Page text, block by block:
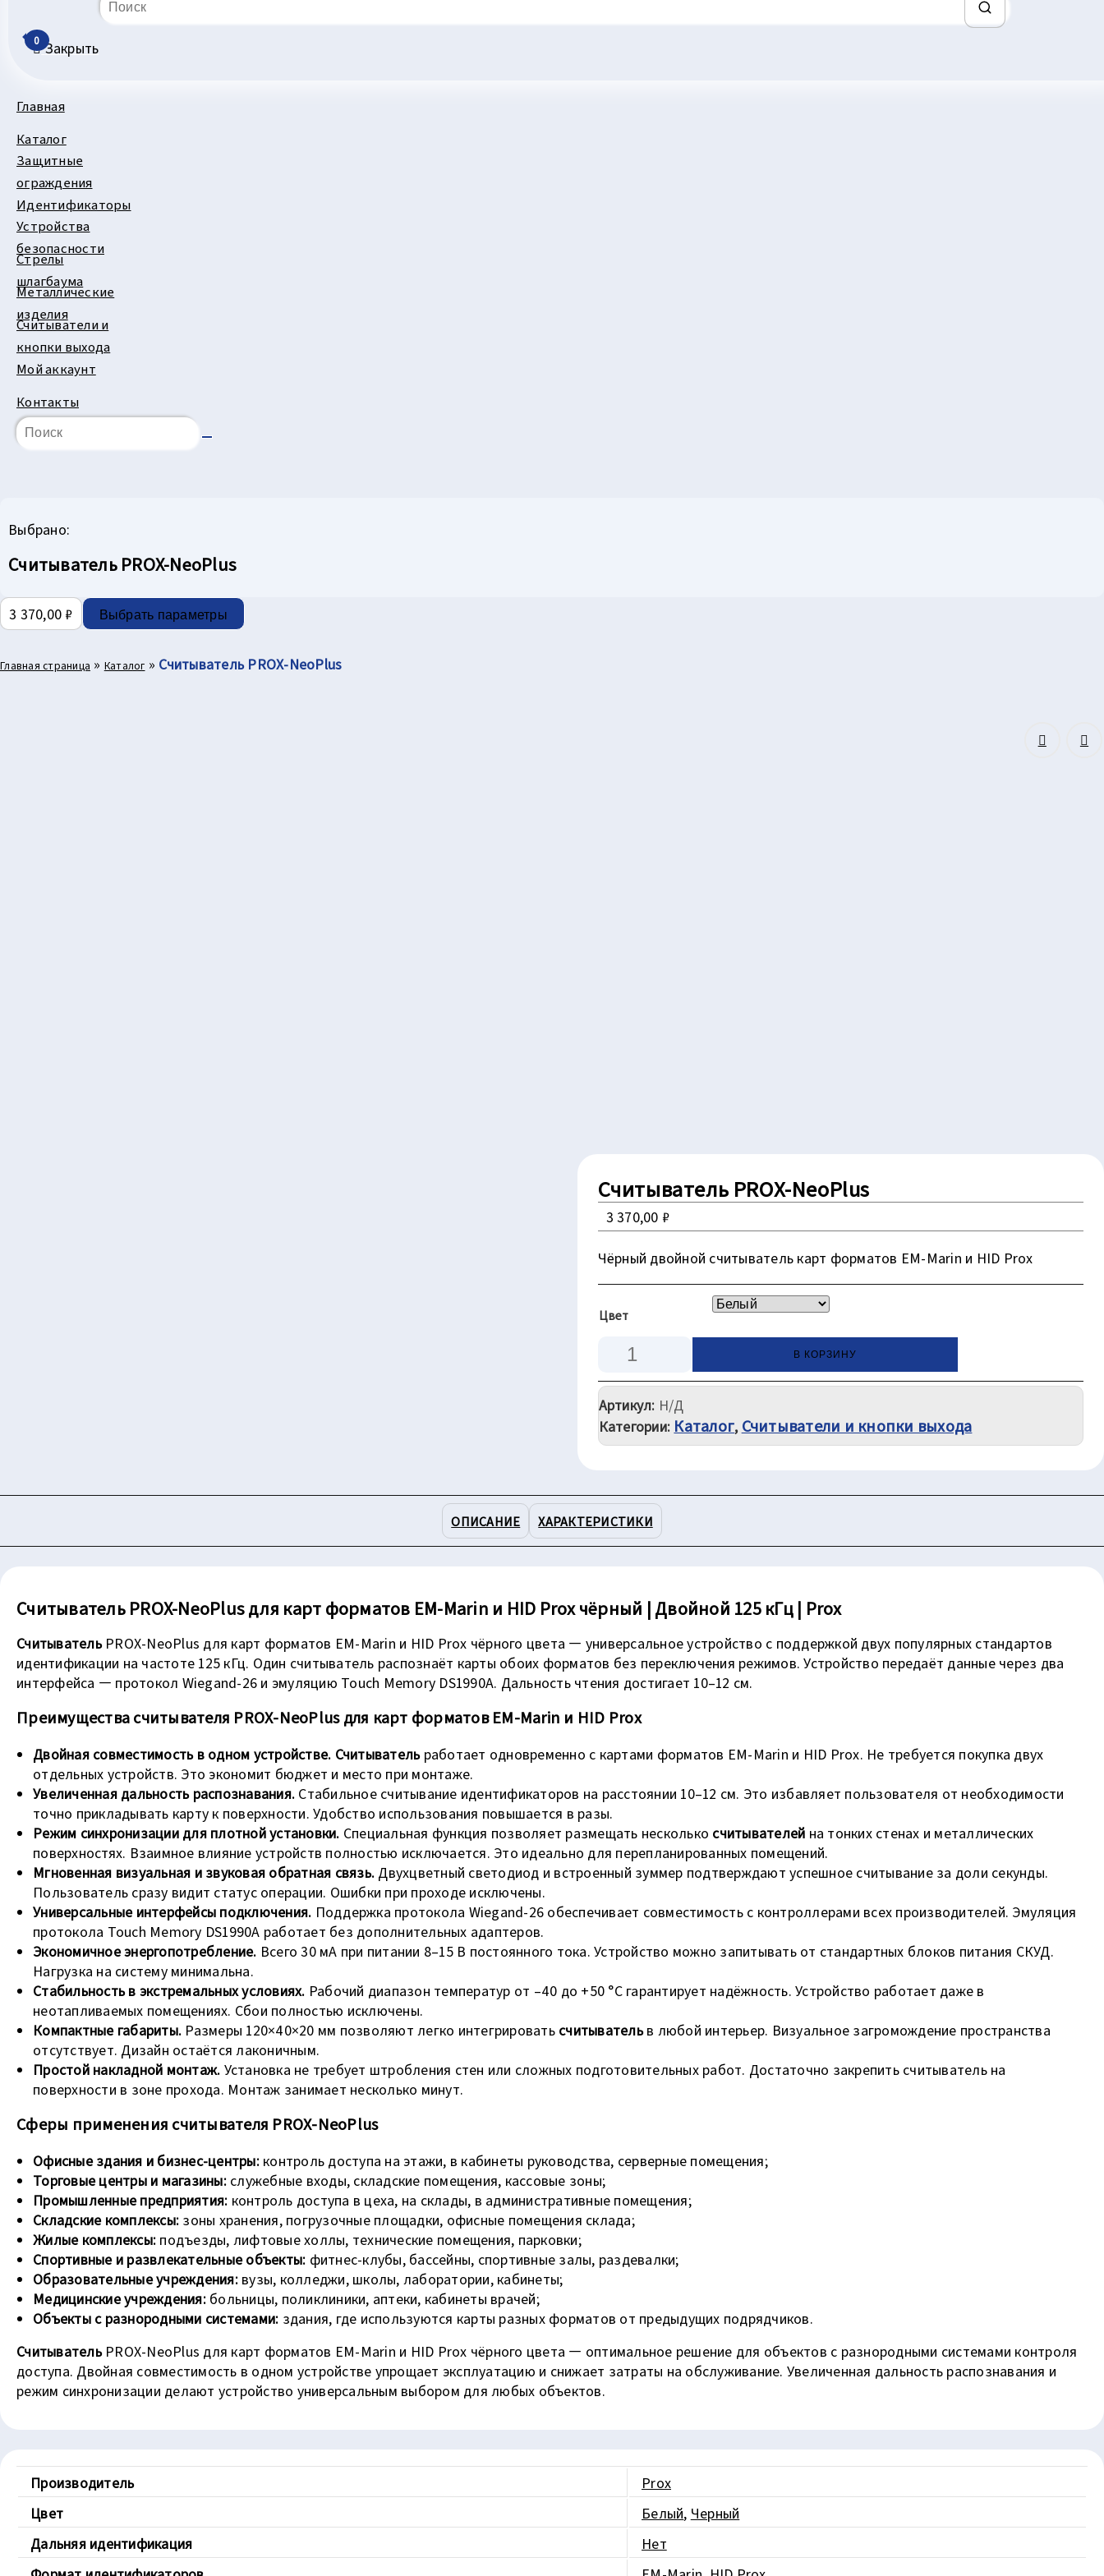
0 Закрыть
Главная
Каталог
Защитные
ограждения
Идентификаторы
Устройства
безопасности
Стрелы
шлагбаума
Металлические
изделия
Считыватели и
кнопки выхода
Мой аккаунт
Контакты
Выбрано:
Считыватель PROX-NeoPlus
3 370,00 ₽ Выбрать параметры
Главная страница » Каталог » Считыватель PROX-NeoPlus
Считыватель PROX-NeoPlus
3 370,00 ₽
Чёрный двойной считыватель карт форматов EM-Marin и HID Prox
Цвет
Количество
товара
Считыватель
PROX-
NeoPlus
В КОРЗИНУ
Артикул: Н/Д
Категории: Каталог, Считыватели и кнопки выхода
ОПИСАНИЕ ХАРАКТЕРИСТИКИ
Считыватель PROX-NeoPlus для карт форматов EM-Marin и HID Prox чёрный | Двойной 125 кГц | Prox
СчитывательPROX-NeoPlus для карт форматов EM-Marin и HID Prox чёрного цвета — универсальное устройство с поддержкой двух популярных стандартов
идентификации на частоте 125 кГц. Один считыватель распознаёт карты обоих форматов без переключения режимов. Устройство передаёт данные через два
интерфейса — протокол Wiegand-26 и эмуляцию Touch Memory DS1990A. Дальность чтения достигает 10–12 см.
Преимущества считывателя PROX-NeoPlus для карт форматов EM-Marin и HID Prox
Двойная совместимость в одном устройстве. Считывательработает одновременно с картами форматов EM-Marin и HID Prox. Не требуется покупка двух
отдельных устройств. Это экономит бюджет и место при монтаже.
Увеличенная дальность распознавания. Стабильное считывание идентификаторов на расстоянии 10–12 см. Это избавляет пользователя от необходимости
точно прикладывать карту к поверхности. Удобство использования повышается в разы.
Режим синхронизации для плотной установки. Специальная функция позволяет размещать несколько считывателей на тонких стенах и металлических
поверхностях. Взаимное влияние устройств полностью исключается. Это идеально для перепланированных помещений.
Мгновенная визуальная и звуковая обратная связь. Двухцветный светодиод и встроенный зуммер подтверждают успешное считывание за доли секунды.
Пользователь сразу видит статус операции. Ошибки при проходе исключены.
Универсальные интерфейсы подключения. Поддержка протокола Wiegand-26 обеспечивает совместимость с контроллерами всех производителей. Эмуляция
протокола Touch Memory DS1990A работает без дополнительных адаптеров.
Экономичное энергопотребление. Всего 30 мА при питании 8–15 В постоянного тока. Устройство можно запитывать от стандартных блоков питания СКУД.
Нагрузка на систему минимальна.
Стабильность в экстремальных условиях. Рабочий диапазон температур от –40 до +50 °С гарантирует надёжность. Устройство работает даже в
неотапливаемых помещениях. Сбои полностью исключены.
Компактные габариты. Размеры 120×40×20 мм позволяют легко интегрировать считывательв любой интерьер. Визуальное загромождение пространства
отсутствует. Дизайн остаётся лаконичным.
Простой накладной монтаж. Установка не требует штробления стен или сложных подготовительных работ. Достаточно закрепить считыватель на
поверхности в зоне прохода. Монтаж занимает несколько минут.
Сферы применения считывателя PROX-NeoPlus
Офисные здания и бизнес-центры:контроль доступа на этажи, в кабинеты руководства, серверные помещения;
Торговые центры и магазины:служебные входы, складские помещения, кассовые зоны;
Промышленные предприятия: контроль доступа в цеха, на склады, в административные помещения;
Складские комплексы: зоны хранения, погрузочные площадки, офисные помещения склада;
Жилые комплексы: подъезды, лифтовые холлы, технические помещения, парковки;
Спортивные и развлекательные объекты: фитнес-клубы, бассейны, спортивные залы, раздевалки;
Образовательные учреждения:вузы, колледжи, школы, лаборатории, кабинеты;
Медицинские учреждения:больницы, поликлиники, аптеки, кабинеты врачей;
Объекты с разнородными системами: здания, где используются карты разных форматов от предыдущих подрядчиков.
СчитывательPROX-NeoPlus для карт форматов EM-Marin и HID Prox чёрного цвета — оптимальное решение для объектов с разнородными системами контроля
доступа. Двойная совместимость в одном устройстве упрощает эксплуатацию и снижает затраты на обслуживание. Увеличенная дальность распознавания и
режим синхронизации делают устройство универсальным выбором для любых объектов.
Производитель
Prox
Цвет
Белый, Черный
Дальняя идентификация
Нет